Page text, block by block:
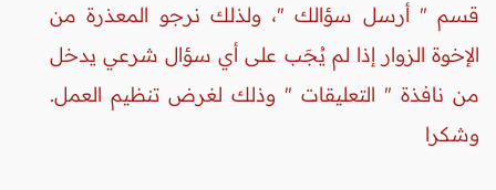
قسم " أرسل سؤالك "، ولذلك نرجو المعذرة من
الإخوة الزوار إذا لم يُجَب على أي سؤال شرعي يدخل
من نافذة " التعليقات " وذلك لغرض تنظيم العمل.
وشكرا